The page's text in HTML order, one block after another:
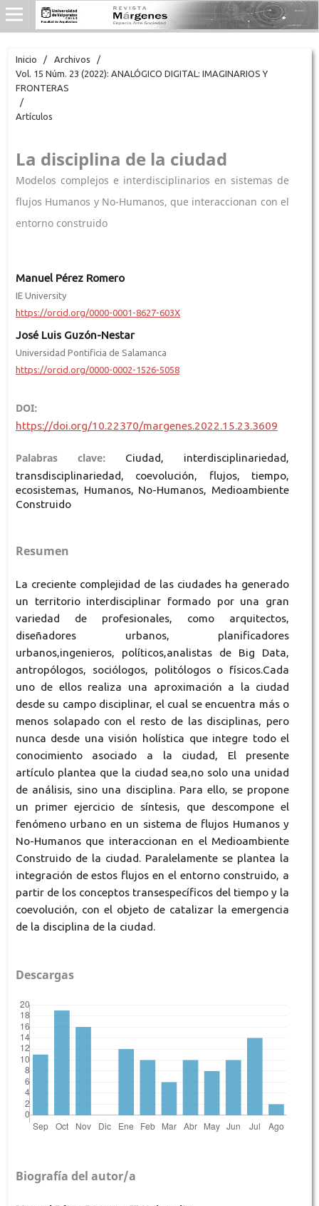
Inicio / Archivos
/
Vol. 15 Núm. 23 (2022): ANALÓGICO DIGITAL: IMAGINARIOS Y
FRONTERAS
/
Artículos
La disciplina de la ciudad
Modelos complejos e interdisciplinarios en sistemas de
flujos Humanos y No-Humanos, que interaccionan con el
entorno construido
Manuel Pérez Romero
IE University
https://orcid.org/0000-0001-8627-603X
José Luis Guzón-Nestar
Universidad Pontificia de Salamanca
https://orcid.org/0000-0002-1526-5058
DOI:
https://doi.org/10.22370/margenes.2022.15.23.3609
Palabras clave: Ciudad, interdisciplinariedad,
transdisciplinariedad, coevolución, flujos, tiempo,
ecosistemas, Humanos, No-Humanos, Medioambiente
Construido
Resumen
La creciente complejidad de las ciudades ha generado
un territorio interdisciplinar formado por una gran
variedad de profesionales, como arquitectos,
diseñadores urbanos, planificadores
urbanos,ingenieros, políticos,analistas de Big Data,
antropólogos, sociólogos, politólogos o físicos.Cada
uno de ellos realiza una aproximación a la ciudad
desde su campo disciplinar, el cual se encuentra más o
menos solapado con el resto de las disciplinas, pero
nunca desde una visión holística que integre todo el
conocimiento asociado a la ciudad, El presente
artículo plantea que la ciudad sea,no solo una unidad
de análisis, sino una disciplina. Para ello, se propone
un primer ejercicio de síntesis, que descompone el
fenómeno urbano en un sistema de flujos Humanos y
No-Humanos que interaccionan en el Medioambiente
Construido de la ciudad. Paralelamente se plantea la
integración de estos flujos en el entorno construido, a
partir de los conceptos transespecíficos del tiempo y la
coevolución, con el objeto de catalizar la emergencia
de la disciplina de la ciudad.
Descargas
Biografía del autor/a